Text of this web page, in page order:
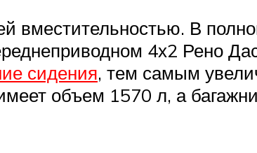
вместительностью. В
4х2 Рено
сидения, тем самым
объем 1570 л, а